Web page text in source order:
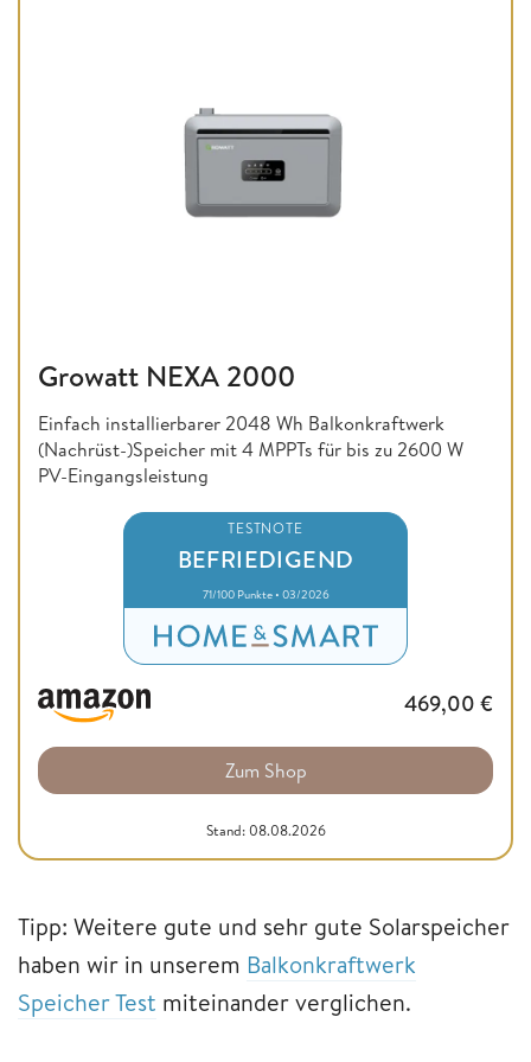
Growatt NEXA 2000
Einfach installierbarer 2048 Wh Balkonkraftwerk
(Nachrüst-)Speicher mit 4 MPPTs für bis zu 2600 W
PV-Eingangsleistung
TESTNOTE
BEFRIEDIGEND
71/100 Punkte • 03/2026
469,00 €
Zum Shop
Stand: 08.08.2026
Tipp: Weitere gute und sehr gute Solarspeicher
haben wir in unserem Balkonkraftwerk
Speicher Test miteinander verglichen.